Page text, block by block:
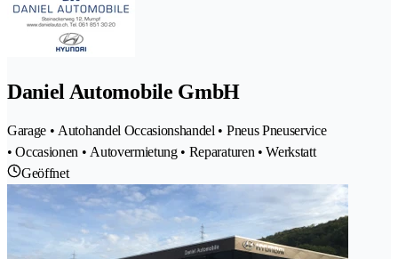
Daniel Automobile GmbH
Garage • Autohandel Occasionshandel • Pneus Pneuservice
• Occasionen • Autovermietung • Reparaturen • Werkstatt
Geöffnet